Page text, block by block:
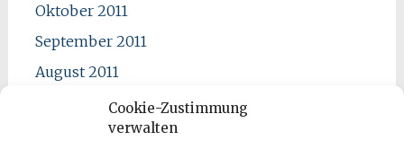
Cookie-Zustimmung
verwalten
Oktober 2011
September 2011
August 2011